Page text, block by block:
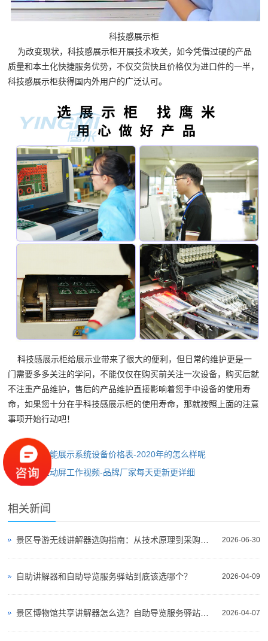
科技感展示柜
为改变现状，科技感展示柜开展技术攻关，如今凭借过硬的产品
质量和本土化快捷服务优势，不仅交货快且价格仅为进口件的一半，
科技感展示柜获得国内外用户的广泛认可。
科技感展示柜给展示业带来了很大的便利，但日常的维护更是一
门需要多多关注的学问，不能仅仅在购买前关注一次设备，购买后就
不注重产品维护，售后的产品维护直接影响着您手中设备的使用寿
命，如果您十分在乎科技感展示柜的使用寿命，那就按照上面的注意
事项开始行动吧！
上一篇：
智能展示系统设备价格表-2020年的怎么样呢
下一篇：
互动屏工作视频-品牌厂家每天更新更详细
相关新闻
2026-06-30
景区导游无线讲解器选购指南：从技术原理到采购决策
2026-04-09
自助讲解器和自助导览服务驿站到底该选哪个？
2026-04-07
景区博物馆共享讲解器怎么选？自助导览服务驿站部署全攻略（2026版）